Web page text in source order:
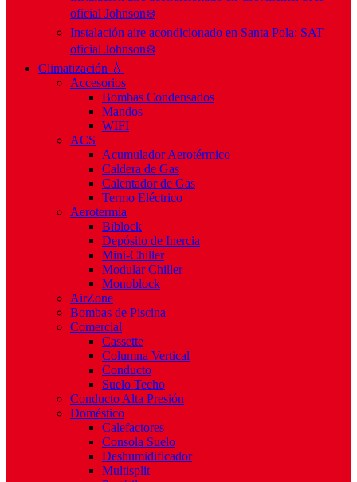
oficial Johnson❄️
Instalación aire acondicionado en Santa Pola: SAT
oficial Johnson❄️
Climatización 💧
Accesorios
Bombas Condensados
Mandos
WIFI
ACS
Acumulador Aerotérmico
Caldera de Gas
Calentador de Gas
Termo Eléctrico
Aerotermia
Biblock
Depósito de Inercia
Mini-Chiller
Modular Chiller
Monoblock
AirZone
Bombas de Piscina
Comercial
Cassette
Columna Vertical
Conducto
Suelo Techo
Conducto Alta Presión
Doméstico
Calefactores
Consola Suelo
Deshumidificador
Multisplit